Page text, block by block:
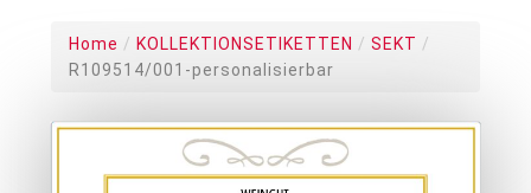
Home / KOLLEKTIONSETIKETTEN / SEKT /
R109514/001-personalisierbar